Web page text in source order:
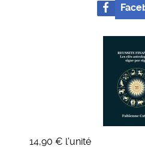
14,90 € l'unité